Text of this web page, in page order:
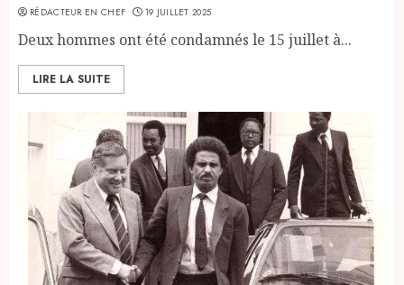
RÉDACTEUR EN CHEF 19 JUILLET 2025
Deux hommes ont été condamnés le 15 juillet à...
LIRE LA SUITE